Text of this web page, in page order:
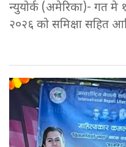
न्युयोर्क (अमेरिका)- गत मे
२०२६ को समिक्षा सहित